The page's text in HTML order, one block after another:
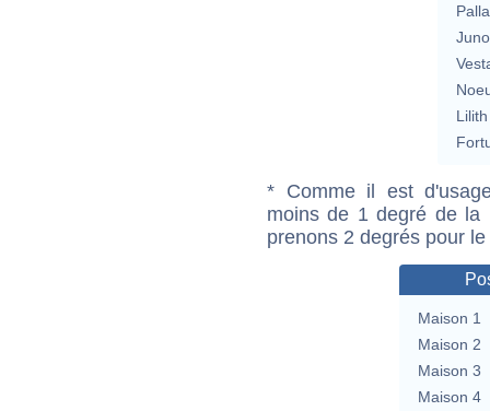
Lilith
* Comme il est
moins de 1 degré de la
prenons 2 degrés pour
Maison 1
Maison 2
Maison 3
Maison 4